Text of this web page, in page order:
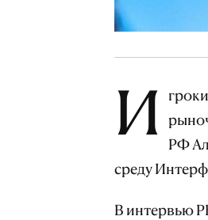
И
РФ
среду
В интервью